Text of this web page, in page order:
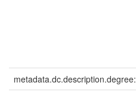
metadata.dc.description.degree: